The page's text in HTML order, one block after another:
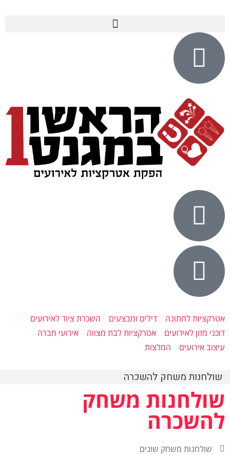
אטרקציות לחתונה דילים ומבצעים
השכרת ציוד לאירועים
דוכני מזון לאירועים
אטרקציות לבת מצווה
אירועי חברה
עיצוב אירועים
המלצות
שולחנות משחק להשכרה
שולחנות משחק
להשכרה
שולחנות משחק שונים